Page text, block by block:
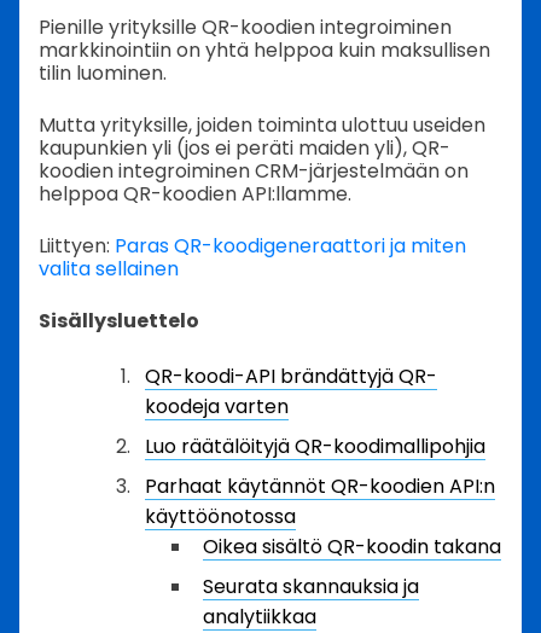
Pienille yrityksille QR-koodien integroiminen
markkinointiin on yhtä helppoa kuin maksullisen
tilin luominen.
Mutta yrityksille, joiden toiminta ulottuu useiden
kaupunkien yli (jos ei peräti maiden yli), QR-
koodien integroiminen CRM-järjestelmään on
helppoa QR-koodien API:llamme.
Liittyen: Paras QR-koodigeneraattori ja miten
valita sellainen
Sisällysluettelo
QR-koodi-API brändättyjä QR-
koodeja varten
Luo räätälöityjä QR-koodimallipohjia
Parhaat käytännöt QR-koodien API:n
käyttöönotossa
Oikea sisältö QR-koodin takana
Seurata skannauksia ja
analytiikkaa